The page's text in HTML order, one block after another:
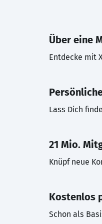
Über eine
Entdecke mit
Lass Dich
21 Mio.
Knüpf neue
Kostenlos
Schon als